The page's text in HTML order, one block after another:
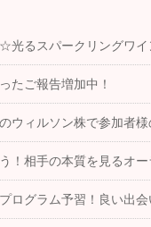
光るスパークリングワイ
たご報告増加中！
ウィルソン株で参加者
！相手の本質を見るオ
ログラム予習！良い出